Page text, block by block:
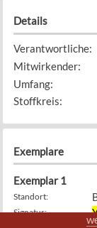
Details
Verantwortliche:
Mitwirkender:
Umfang:
Stoffkreis:
Exemplare
Exemplar 1
Standort:
Signatur: